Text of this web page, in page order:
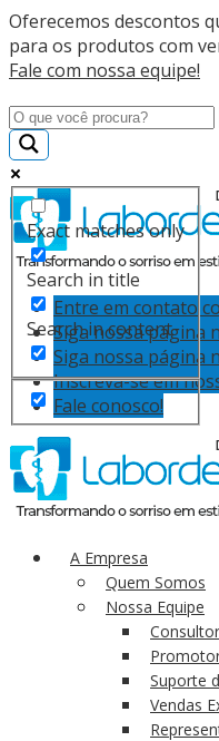
Oferecemos descontos
para os produtos com
Fale com nossa equipe!
Exact matches only
Search in title
Search in content
Entre em contato
Siga nossa página
Siga nossa página
Inscreva-se em
Fale conosco!
A Empresa
Quem Somos
Nossa Equipe
Suporte
Vendas